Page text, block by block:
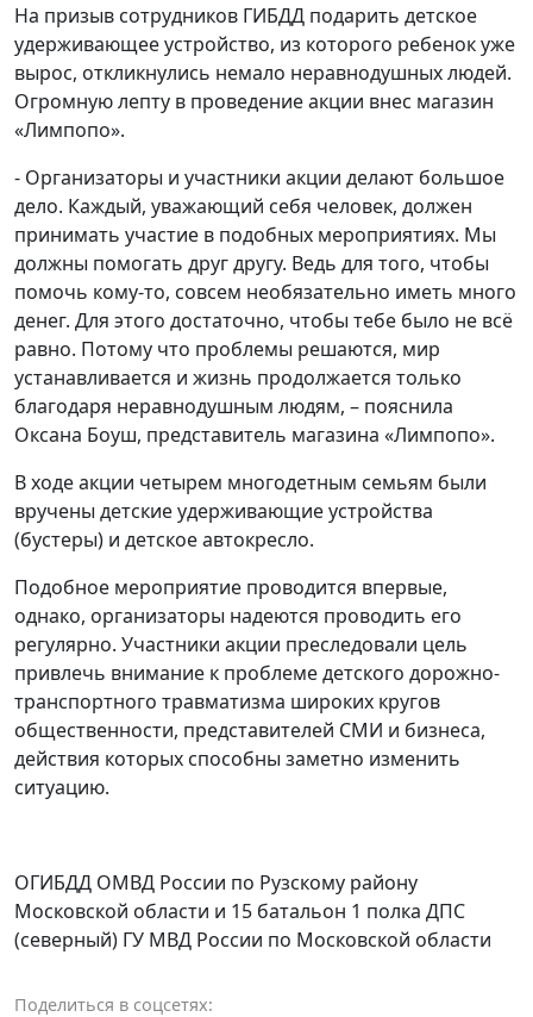
На призыв сотрудников ГИБДД подарить детское
удерживающее устройство, из которого ребенок уже
вырос, откликнулись немало неравнодушных людей.
Огромную лепту в проведение акции внес магазин
«Лимпопо».
- Организаторы и участники акции делают большое
дело. Каждый, уважающий себя человек, должен
принимать участие в подобных мероприятиях. Мы
должны помогать друг другу. Ведь для того, чтобы
помочь кому-то, совсем необязательно иметь много
денег. Для этого достаточно, чтобы тебе было не всё
равно. Потому что проблемы решаются, мир
устанавливается и жизнь продолжается только
благодаря неравнодушным людям, – пояснила
Оксана Боуш, представитель магазина «Лимпопо».
В ходе акции четырем многодетным семьям были
вручены детские удерживающие устройства
(бустеры) и детское автокресло.
Подобное мероприятие проводится впервые,
однако, организаторы надеются проводить его
регулярно. Участники акции преследовали цель
привлечь внимание к проблеме детского дорожно-
транспортного травматизма широких кругов
общественности, представителей СМИ и бизнеса,
действия которых способны заметно изменить
ситуацию.
ОГИБДД ОМВД России по Рузскому району
Московской области и 15 батальон 1 полка ДПС
(северный) ГУ МВД России по Московской области
Поделиться в соцсетях: